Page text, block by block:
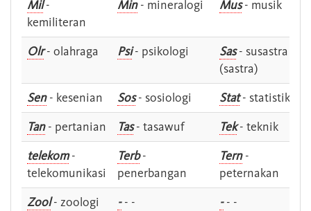
Mil-
kemiliteran
Min- mineralogi Mus- musik
Olr- olahraga Psi- psikologi Sas- susastra -
(sastra)
Sen- kesenian Sos- sosiologi Stat- statistik
Tan- pertanian Tas- tasawuf Tek- teknik
telekom-
telekomunikasi
Terb-
penerbangan
Tern-
peternakan
Zool- zoologi -- - -- -